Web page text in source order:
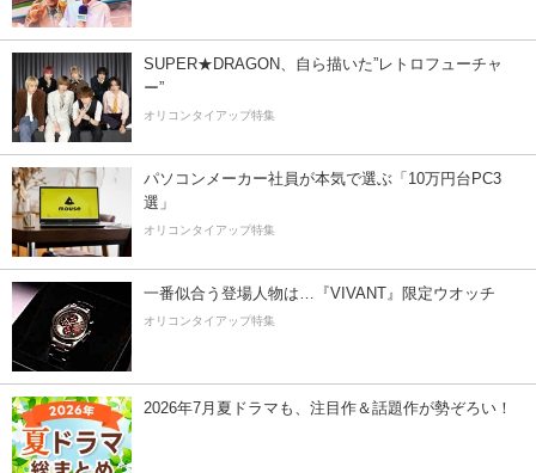
SUPER★DRAGON、自ら描いた”レトロフューチャ
ー”
オリコンタイアップ特集
パソコンメーカー社員が本気で選ぶ「10万円台PC3
選」
オリコンタイアップ特集
一番似合う登場人物は…『VIVANT』限定ウオッチ
オリコンタイアップ特集
2026年7月夏ドラマも、注目作＆話題作が勢ぞろい！